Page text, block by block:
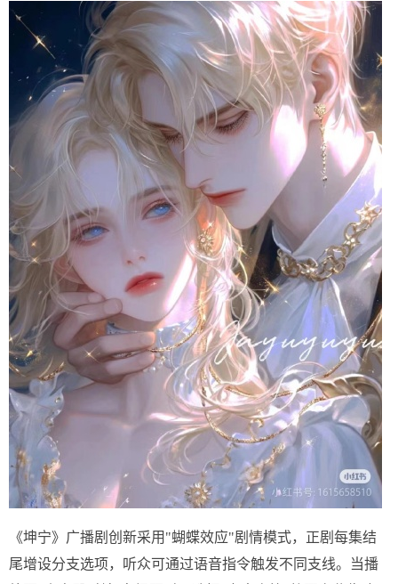
《坤宁》广播剧创新采用"蝴蝶效应"剧情模式，正剧每集结
尾增设分支选项，听众可通过语音指令触发不同支线。当播